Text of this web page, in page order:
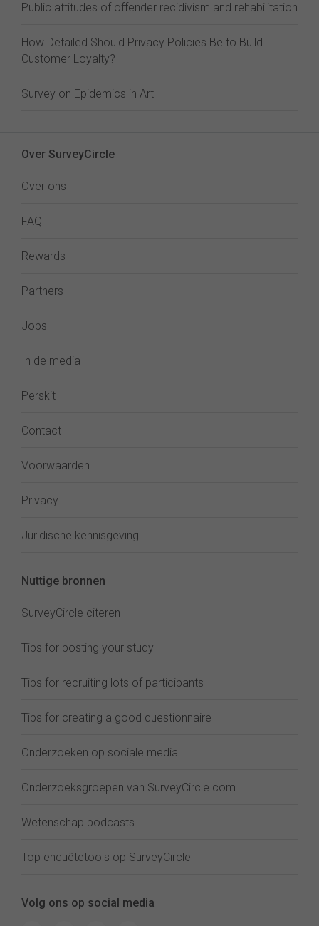
Public attitudes of offender recidivism and rehabilitation
How Detailed Should Privacy Policies Be to Build
Customer Loyalty?
Survey on Epidemics in Art
Over SurveyCircle
Over ons
FAQ
Rewards
Partners
Jobs
In de media
Perskit
Contact
Voorwaarden
Privacy
Juridische kennisgeving
Nuttige bronnen
SurveyCircle citeren
Tips for posting your study
Tips for recruiting lots of participants
Tips for creating a good questionnaire
Onderzoeken op sociale media
Onderzoeksgroepen van SurveyCircle.com
Wetenschap podcasts
Top enquêtetools op SurveyCircle
Volg ons op social media